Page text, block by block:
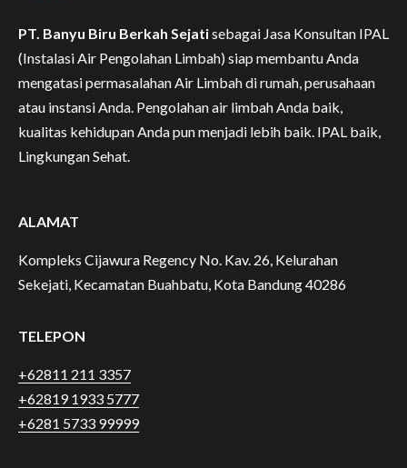
PT. Banyu Biru Berkah Sejatisebagai Jasa Konsultan IPAL
(Instalasi Air Pengolahan Limbah) siap membantu Anda
mengatasi permasalahan Air Limbah di rumah, perusahaan
atau instansi Anda. Pengolahan air limbah Anda baik,
kualitas kehidupan Anda pun menjadi lebih baik. IPAL baik,
Lingkungan Sehat.
ALAMAT
Kompleks Cijawura Regency No. Kav. 26, Kelurahan
Sekejati, Kecamatan Buahbatu, Kota Bandung 40286
TELEPON
+62811 211 3357
+62819 1933 5777
+6281 5733 99999